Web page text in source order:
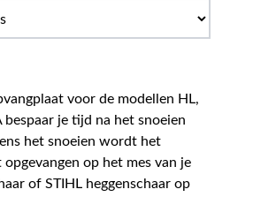
voor de modellen HL,
bespaar je tijd na het snoeien
het snoeien wordt het
op het mes van je
of STIHL heggenschaar op